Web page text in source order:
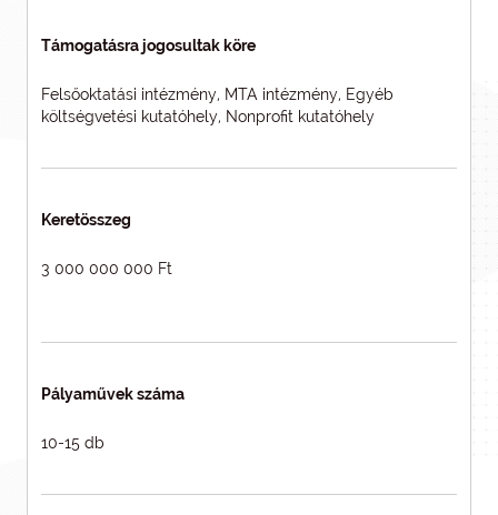
Támogatásra jogosultak köre
Felsőoktatási intézmény, MTA intézmény, Egyéb
költségvetési kutatóhely, Nonprofit kutatóhely
Keretösszeg
3 000 000 000 Ft
Pályaművek száma
10-15 db